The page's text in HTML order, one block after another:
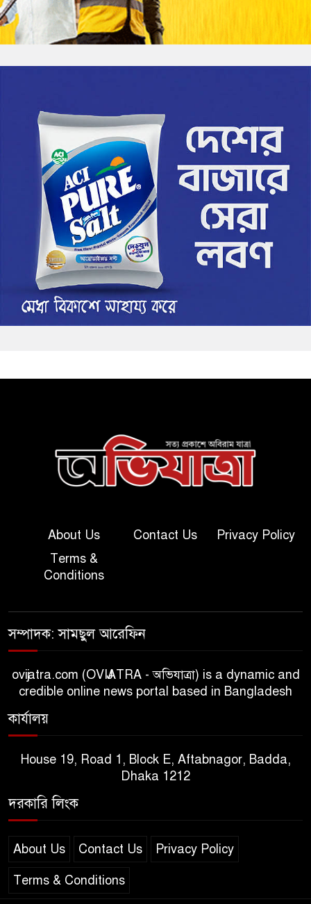
About Us Contact Us
Privacy Policy
Terms &
Conditions
সম্পাদক: সামছুল আরেফিন
ovijatra.com (OVIJATRA - অভিযাত্রা) is a dynamic and
credible online news portal based in Bangladesh
কার্যালয়
House 19, Road 1, Block E, Aftabnagor, Badda,
Dhaka 1212
দরকারি লিংক
About Us Contact Us Privacy Policy
Terms & Conditions